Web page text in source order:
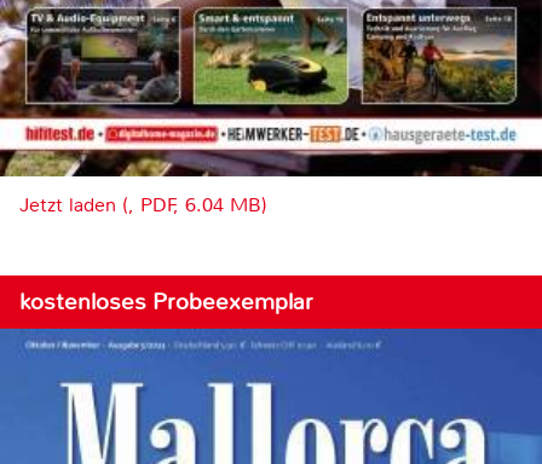
Jetzt laden (, PDF, 6.04 MB)
kostenloses Probeexemplar